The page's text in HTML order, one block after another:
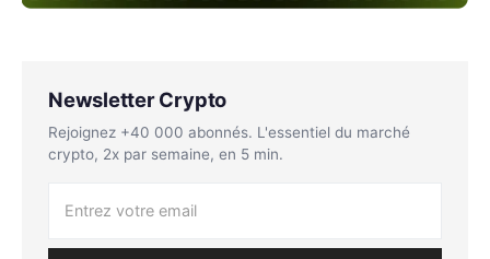
Newsletter Crypto
Rejoignez +40 000 abonnés. L'essentiel du marché
crypto, 2x par semaine, en 5 min.